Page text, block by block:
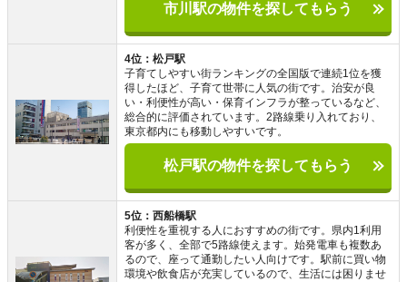
市川駅の物件を探してもらう
4位：松戸駅
子育てしやすい街ランキングの全国版で連続1位を獲
得したほど、子育て世帯に人気の街です。治安が良
い・利便性が高い・保育インフラが整っているなど、
総合的に評価されています。2路線乗り入れており、
東京都内にも移動しやすいです。
松戸駅の物件を探してもらう
5位：西船橋駅
利便性を重視する人におすすめの街です。県内1利用
客が多く、全部で5路線使えます。始発電車も複数あ
るので、座って通勤したい人向けです。駅前に買い物
環境や飲食店が充実しているので、生活には困りませ